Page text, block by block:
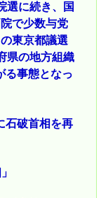
選に続き、国
で少数与党
東京都議選
県の地方組織
る事態となっ
石破首相を再